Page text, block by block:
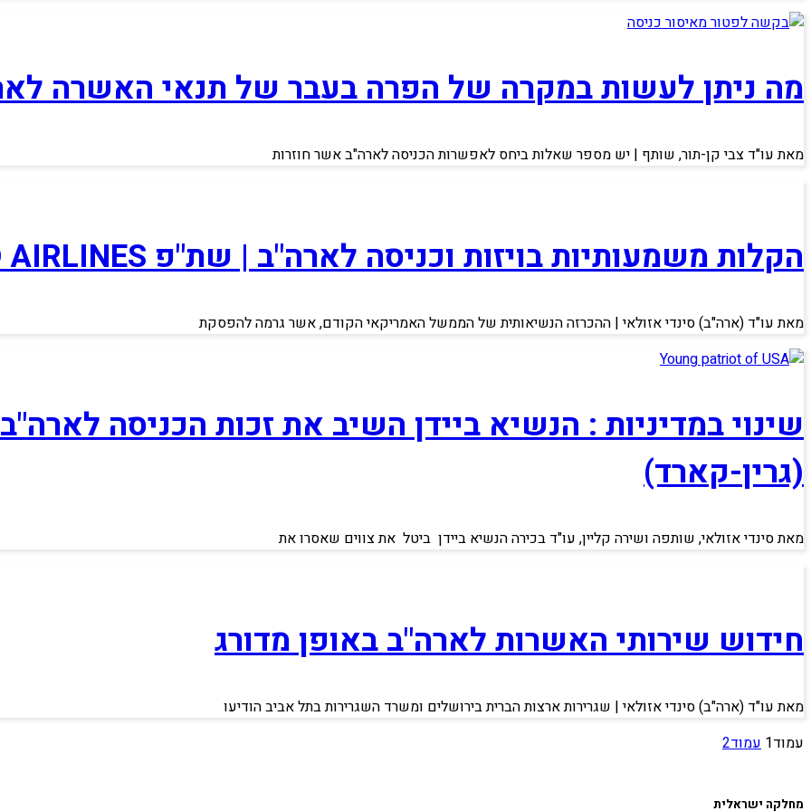
מה ניתן לעשות במקרה של הפרה בעבר של תנאי האשרה
מאת עו"ד צבי קן-תור, שותף | יש מספר שאלות ביחס לאפשרות הכניסה לארה"ב אשר חוזרות
הקלות משמעותיות בויזות וכניסה לארה"ב | שת"פ UNITED AIRLINES ו KTA
מאת עו"ד (ארה"ב) סינדי אזולאי | ההכרזה הנשיאותית של הממשל האמריקאי הקודם, אשר גרמה להפסקת
שינוי במדיניות : הנשיא ביידן השיב את זכות הכניסה
(גרין-קארד)
מאת סינדי אזולאי, שותפה ושירה קליין, עו"ד בכירה הנשיא ביידן ביטל את צווים שאסרו את
חידוש שירותי האשרות לארה"ב באופן מדורג
מאת עו"ד (ארה"ב) סינדי אזולאי | שגרירות ארצות הברית בירושלים ומשרד השגרירות בתל אביב הודיעו
עמוד1 עמוד2
מחלקה ישראלית